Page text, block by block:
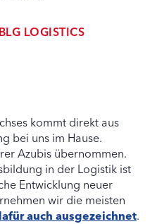
LOGISTICS
kommt direkt aus
bei uns im Hause.
Azubis übernommen.
in der Logistik ist
Entwicklung neuer
wir die meisten
auch ausgezeichnet.